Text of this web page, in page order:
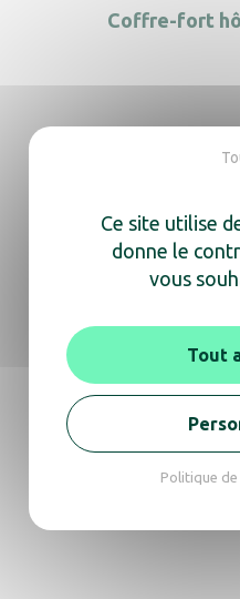
Coffre-fort
Coffre-fort hôtel
Coffre-fort hôtel
Ce site utilise
donne le
vous
Tout
Politique